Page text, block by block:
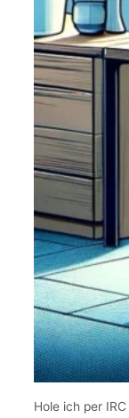
Hole ich per